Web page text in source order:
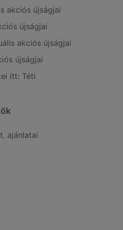
akciós újságjai
újságjai
akciós újságjai
újságjai
itt: Téti
ajánlatai